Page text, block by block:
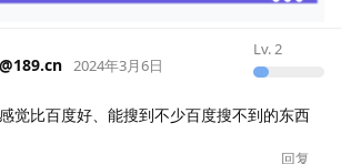
Lv. 2
2024年3月6日
觉比百度好、能搜到不少百度搜不到的东西
回复